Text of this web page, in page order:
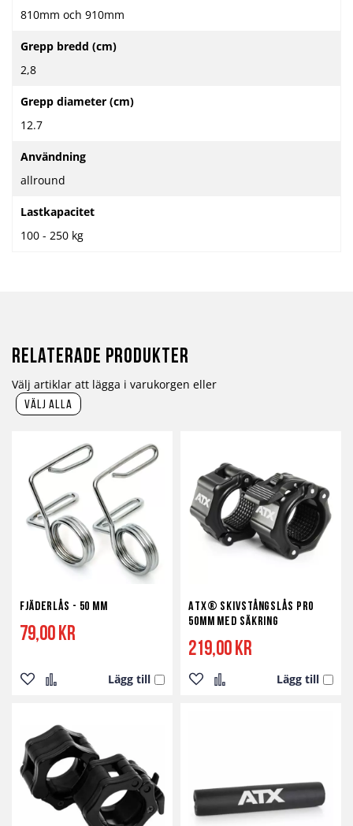
810mm och 910mm
Grepp bredd (cm)
2,8
Grepp diameter (cm)
12.7
Användning
allround
Lastkapacitet
100 - 250 kg
Relaterade produkter
Välj artiklar att lägga i varukorgen eller
välj alla
Fjäderlås - 50 mm
79,00 kr
Lägg till
i
önskelista
i
jämför
ATX® Skivstångslås Pro
50mm med Säkring
219,00 kr
Lägg till